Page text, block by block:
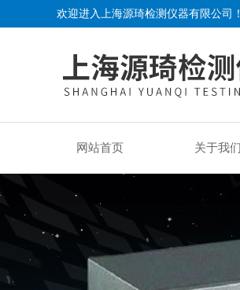
欢迎进入上海源琦检测仪器有限公司！
网站首页 关于我们